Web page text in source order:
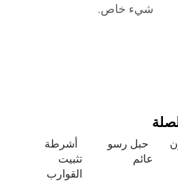
شيء خاص.
حبل رسو
عائم
أشرطة
تثبيت
القوارب